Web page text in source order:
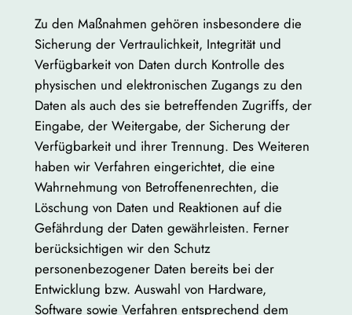
Zu den Maßnahmen gehören insbesondere die
Sicherung der Vertraulichkeit, Integrität und
Verfügbarkeit von Daten durch Kontrolle des
physischen und elektronischen Zugangs zu den
Daten als auch des sie betreffenden Zugriffs, der
Eingabe, der Weitergabe, der Sicherung der
Verfügbarkeit und ihrer Trennung. Des Weiteren
haben wir Verfahren eingerichtet, die eine
Wahrnehmung von Betroffenenrechten, die
Löschung von Daten und Reaktionen auf die
Gefährdung der Daten gewährleisten. Ferner
berücksichtigen wir den Schutz
personenbezogener Daten bereits bei der
Entwicklung bzw. Auswahl von Hardware,
Software sowie Verfahren entsprechend dem